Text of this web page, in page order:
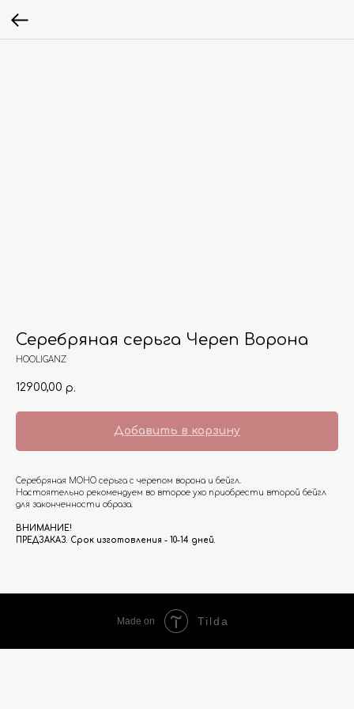
Серебряная серьга Череп Ворона
HOOLIGANZ
12900,00 р.
Добавить в корзину
Серебряная МОНО серьга с черепом ворона и бейгл.
Настоятельно рекомендуем во второе ухо приобрести второй бейгл
для законченности образа.
ВНИМАНИЕ!
ПРЕДЗАКАЗ. Срок изготовления - 10-14 дней.
Made on Tilda